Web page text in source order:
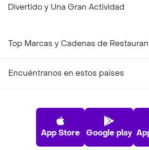
Divertido y Una Gran Actividad
Top Marcas y Cadenas de
Encuéntranos en estos países
App Store Google play